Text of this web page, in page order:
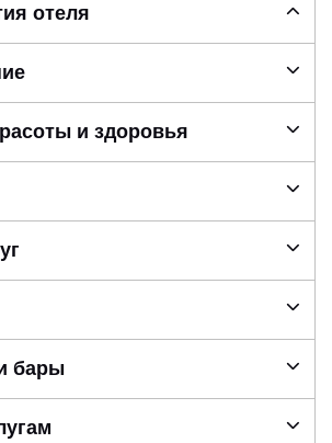
отеля
и здоровья
бары